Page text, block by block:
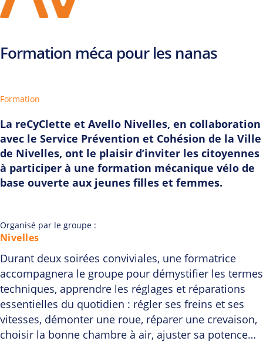
Formation méca pour les nanas
Formation
La reCyClette et Avello Nivelles, en collaboration
avec le Service Prévention et Cohésion de la Ville
de Nivelles, ont le plaisir d’inviter les citoyennes
à participer à une formation mécanique vélo de
base ouverte aux jeunes filles et femmes.
Organisé par le groupe :
Nivelles
Durant deux soirées conviviales, une formatrice
accompagnera le groupe pour démystifier les termes
techniques, apprendre les réglages et réparations
essentielles du quotidien : régler ses freins et ses
vitesses, démonter une roue, réparer une crevaison,
choisir la bonne chambre à air, ajuster sa potence…